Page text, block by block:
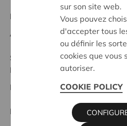
Regionales Projekt
Anfangsdatum:06/02/2024
Stand :
Complete
Brabant Wallon
Datum:
06/02/2024
Entscheidung: Approved
sur son site web.
Vous pouvez
d'accepter tous
ou définir les
cookies que vous
autoriser.
COOKIE POLICY